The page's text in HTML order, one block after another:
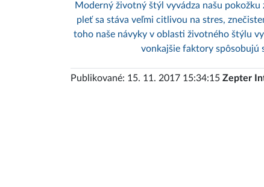
Moderný životný štýl vyvádza našu
pleť sa stáva veľmi citlivou na stres,
toho naše návyky v oblasti životného štýlu
vonkajšie faktory spôsobujú
Publikované: 15. 11. 2017 15:34:15 Zepter